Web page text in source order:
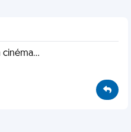
cinéma...